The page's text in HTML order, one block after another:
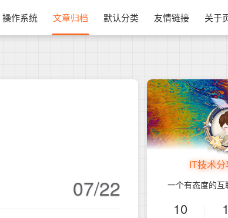
操作系统 文章归档 默认分类 友情链接 关于
07/22
IT技术
一个有态度的互
10